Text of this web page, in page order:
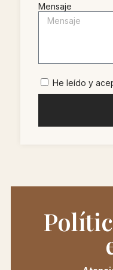
Mensaje
He leído y